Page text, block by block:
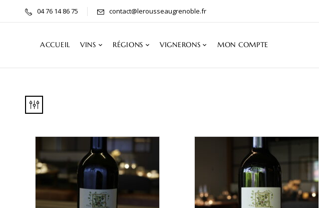
04 76 14 86 75 contact@lerousseaugrenoble.fr
ACCUEIL VINS RÉGIONS VIGNERONS MON COMPTE